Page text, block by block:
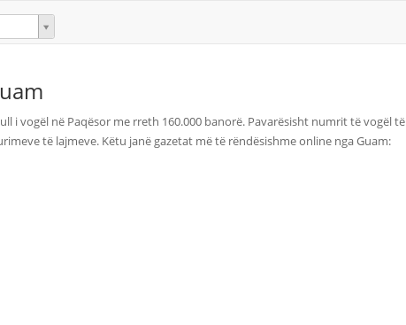
i vogël në Paqësor me rreth 160.000 banorë. Pavarësisht numrit të vogël të
të lajmeve. Këtu janë gazetat më të rëndësishme online nga Guam: